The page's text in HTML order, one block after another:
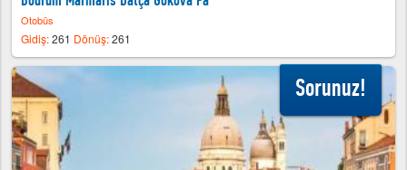
Otobüs
Gidiş:261 Dönüş:261
Sorunuz!